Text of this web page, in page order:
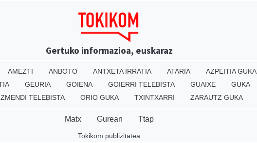
Gertuko informazioa, euskaraz
AMEZTI ANBOTO ANTXETA IRRATIA ATARIA AZPEITIA GUKA
GEURIA GOIENA GOIERRI TELEBISTA GUAIXE GUKA
TELEBISTA ORIO GUKA TXINTXARRI ZARAUTZ GUKA
Matx Gurean Ttap
Tokikom publizitatea